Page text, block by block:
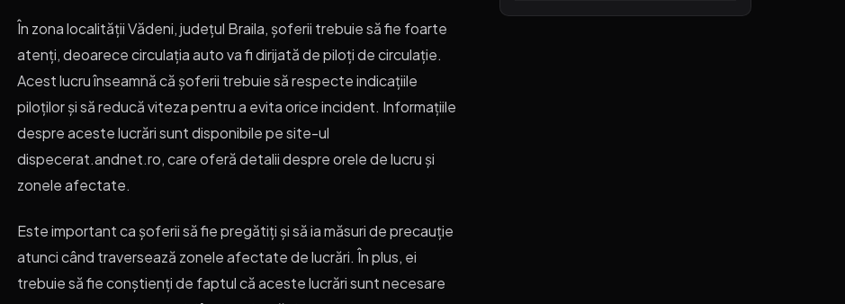
În zona localității Vădeni, județul Braila, șoferii trebuie să fie foarte
atenți, deoarece circulația auto va fi dirijată de piloți de circulație.
Acest lucru înseamnă că șoferii trebuie să respecte indicațiile
piloților și să reducă viteza pentru a evita orice incident. Informațiile
despre aceste lucrări sunt disponibile pe site-ul
dispecerat.andnet.ro, care oferă detalii despre orele de lucru și
zonele afectate.
Este important ca șoferii să fie pregătiți și să ia măsuri de precauție
atunci când traversează zonele afectate de lucrări. În plus, ei
trebuie să fie conștienți de faptul că aceste lucrări sunt necesare